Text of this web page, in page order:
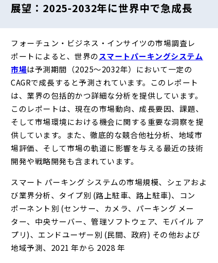
展望：2025-2032年に世界中で急成長
フォーチュン・ビジネス・インサイツの市場調査レ
ポートによると、世界の スマートパーキングシステム
市場は予測期間（2025～2032年）において一定の
CAGRで成長すると予測されています。このレポート
は、業界の包括的かつ詳細な分析を提供しています。
このレポートは、現在の市場動向、成長要因、課題、
そして市場環境における機会に関する重要な洞察を提
供しています。また、徹底的な競合他社分析、地域市
場評価、そして市場の軌道に影響を与える最近の技術
開発や戦略開発も含まれています。
スマート パーキング システムの市場規模、シェアおよ
び業界分析、タイプ別 (路上駐車、路上駐車)、コン
ポーネント別 (センサー、カメラ、パーキング メー
ター、中央サーバー、管理ソフトウェア、モバイル ア
プリ)、エンドユーザー別 (民間、政府) その他および
地域予測、2021 年から 2028 年